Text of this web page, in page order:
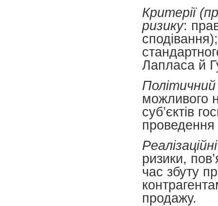
Критерії
ризику:
Лапласа й
Політичний
можливого
суб’єктів
проведення
ризики,
час збуту
продажу.